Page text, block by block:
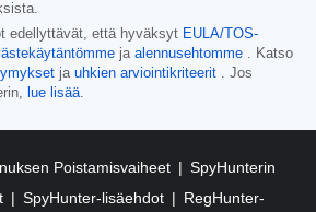
edellyttävät, että hyväksyt EULA/TOS-
ja alennusehtomme . Katso
ja uhkien arviointikriteerit . Jos
lue lisää.
Poistamisvaiheet
SpyHunterin
SpyHunter-lisäehdot RegHunter-